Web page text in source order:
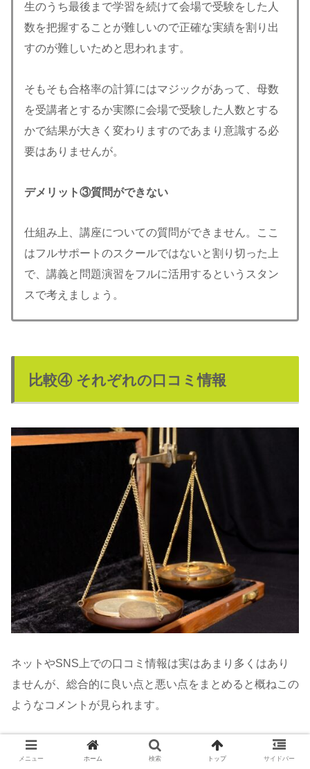
生のうち最後まで学習を続けて会場で受験をした人
数を把握することが難しいので正確な実績を割り出
すのが難しいためと思われます。
そもそも合格率の計算にはマジックがあって、母数
を受講者とするか実際に会場で受験した人数とする
かで結果が大きく変わりますのであまり意識する必
要はありませんが。
デメリット③質問ができない
仕組み上、講座についての質問ができません。ここ
はフルサポートのスクールではないと割り切った上
で、講義と問題演習をフルに活用するというスタン
スで考えましょう。
比較④ それぞれの口コミ情報
ネットやSNS上での口コミ情報は実はあまり多くはあり
ませんが、総合的に良い点と悪い点をまとめると概ねこの
ようなコメントが見られます。
【賢者の二択①】オンスク.JP登録販売者３級
メニュー ホーム 検索 トップ サイドバー